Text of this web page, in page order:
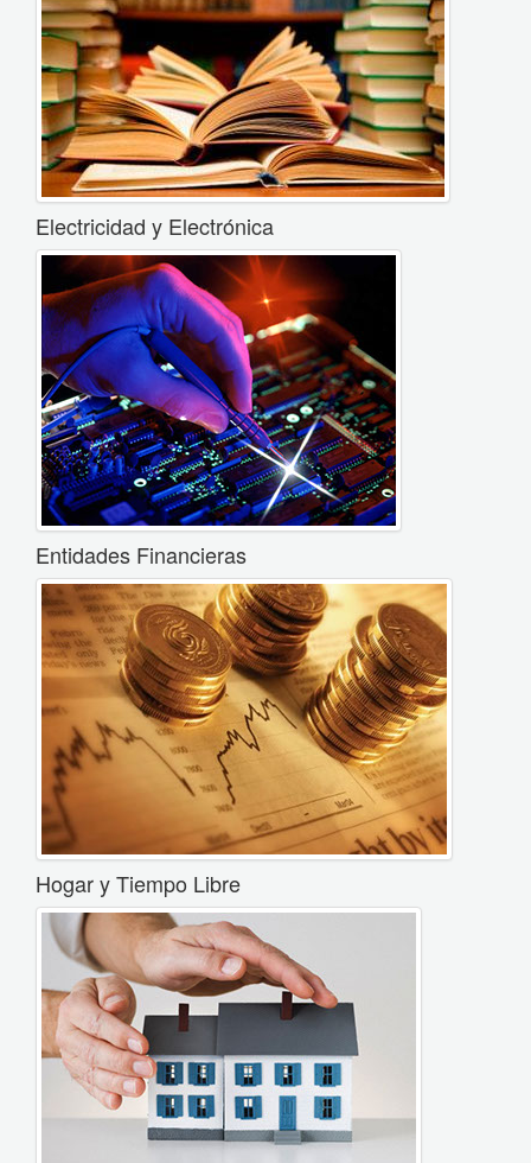
Electricidad y Electrónica
Entidades Financieras
Hogar y Tiempo Libre